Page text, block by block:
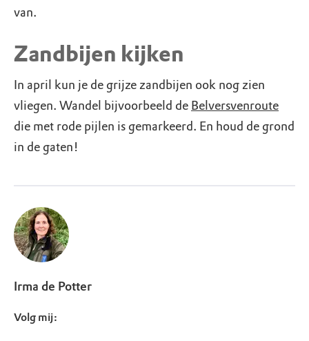
van.
Zandbijen kijken
In april kun je de grijze zandbijen ook nog zien
vliegen. Wandel bijvoorbeeld de Belversvenroute
die met rode pijlen is gemarkeerd. En houd de grond
in de gaten!
Irma de Potter
Volg mij: